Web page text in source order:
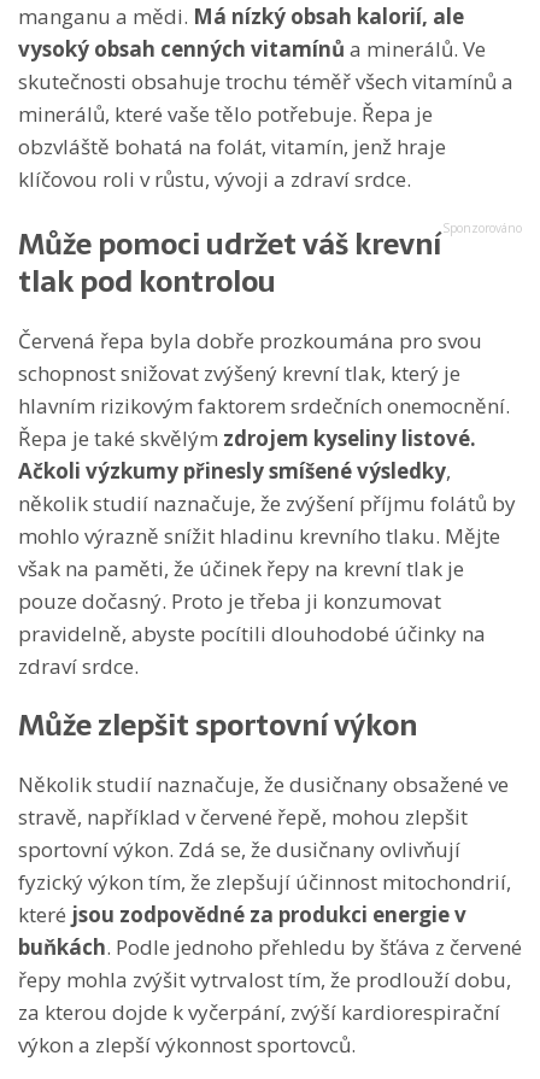
manganu a mědi. Má nízký obsah kalorií, ale
vysoký obsah cenných vitamínů a minerálů. Ve
skutečnosti obsahuje trochu téměř všech vitamínů a
minerálů, které vaše tělo potřebuje. Řepa je
obzvláště bohatá na folát, vitamín, jenž hraje
klíčovou roli v růstu, vývoji a zdraví srdce.
Může pomoci udržet váš krevní
tlak pod kontrolou
Červená řepa byla dobře prozkoumána pro svou
schopnost snižovat zvýšený krevní tlak, který je
hlavním rizikovým faktorem srdečních onemocnění.
Řepa je také skvělým zdrojem kyseliny listové.
Ačkoli výzkumy přinesly smíšené výsledky,
několik studií naznačuje, že zvýšení příjmu folátů by
mohlo výrazně snížit hladinu krevního tlaku. Mějte
však na paměti, že účinek řepy na krevní tlak je
pouze dočasný. Proto je třeba ji konzumovat
pravidelně, abyste pocítili dlouhodobé účinky na
zdraví srdce.
Může zlepšit sportovní výkon
Několik studií naznačuje, že dusičnany obsažené ve
stravě, například v červené řepě, mohou zlepšit
sportovní výkon. Zdá se, že dusičnany ovlivňují
fyzický výkon tím, že zlepšují účinnost mitochondrií,
které jsou zodpovědné za produkci energie v
buňkách. Podle jednoho přehledu by šťáva z červené
řepy mohla zvýšit vytrvalost tím, že prodlouží dobu,
za kterou dojde k vyčerpání, zvýší kardiorespirační
výkon a zlepší výkonnost sportovců.